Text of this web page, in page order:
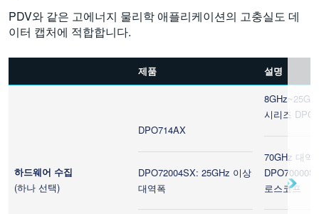
PDV와 같은 고에너지 물리학 애플리케이션의 고충실도 데
이터 캡처에 적합합니다.
제품 설명
하드웨어 수집
(하나 선택)
DPO714AX
DPO72004SX: 25GHz 이상
대역폭
시리즈 DPO
70GHz 대역
로스코프